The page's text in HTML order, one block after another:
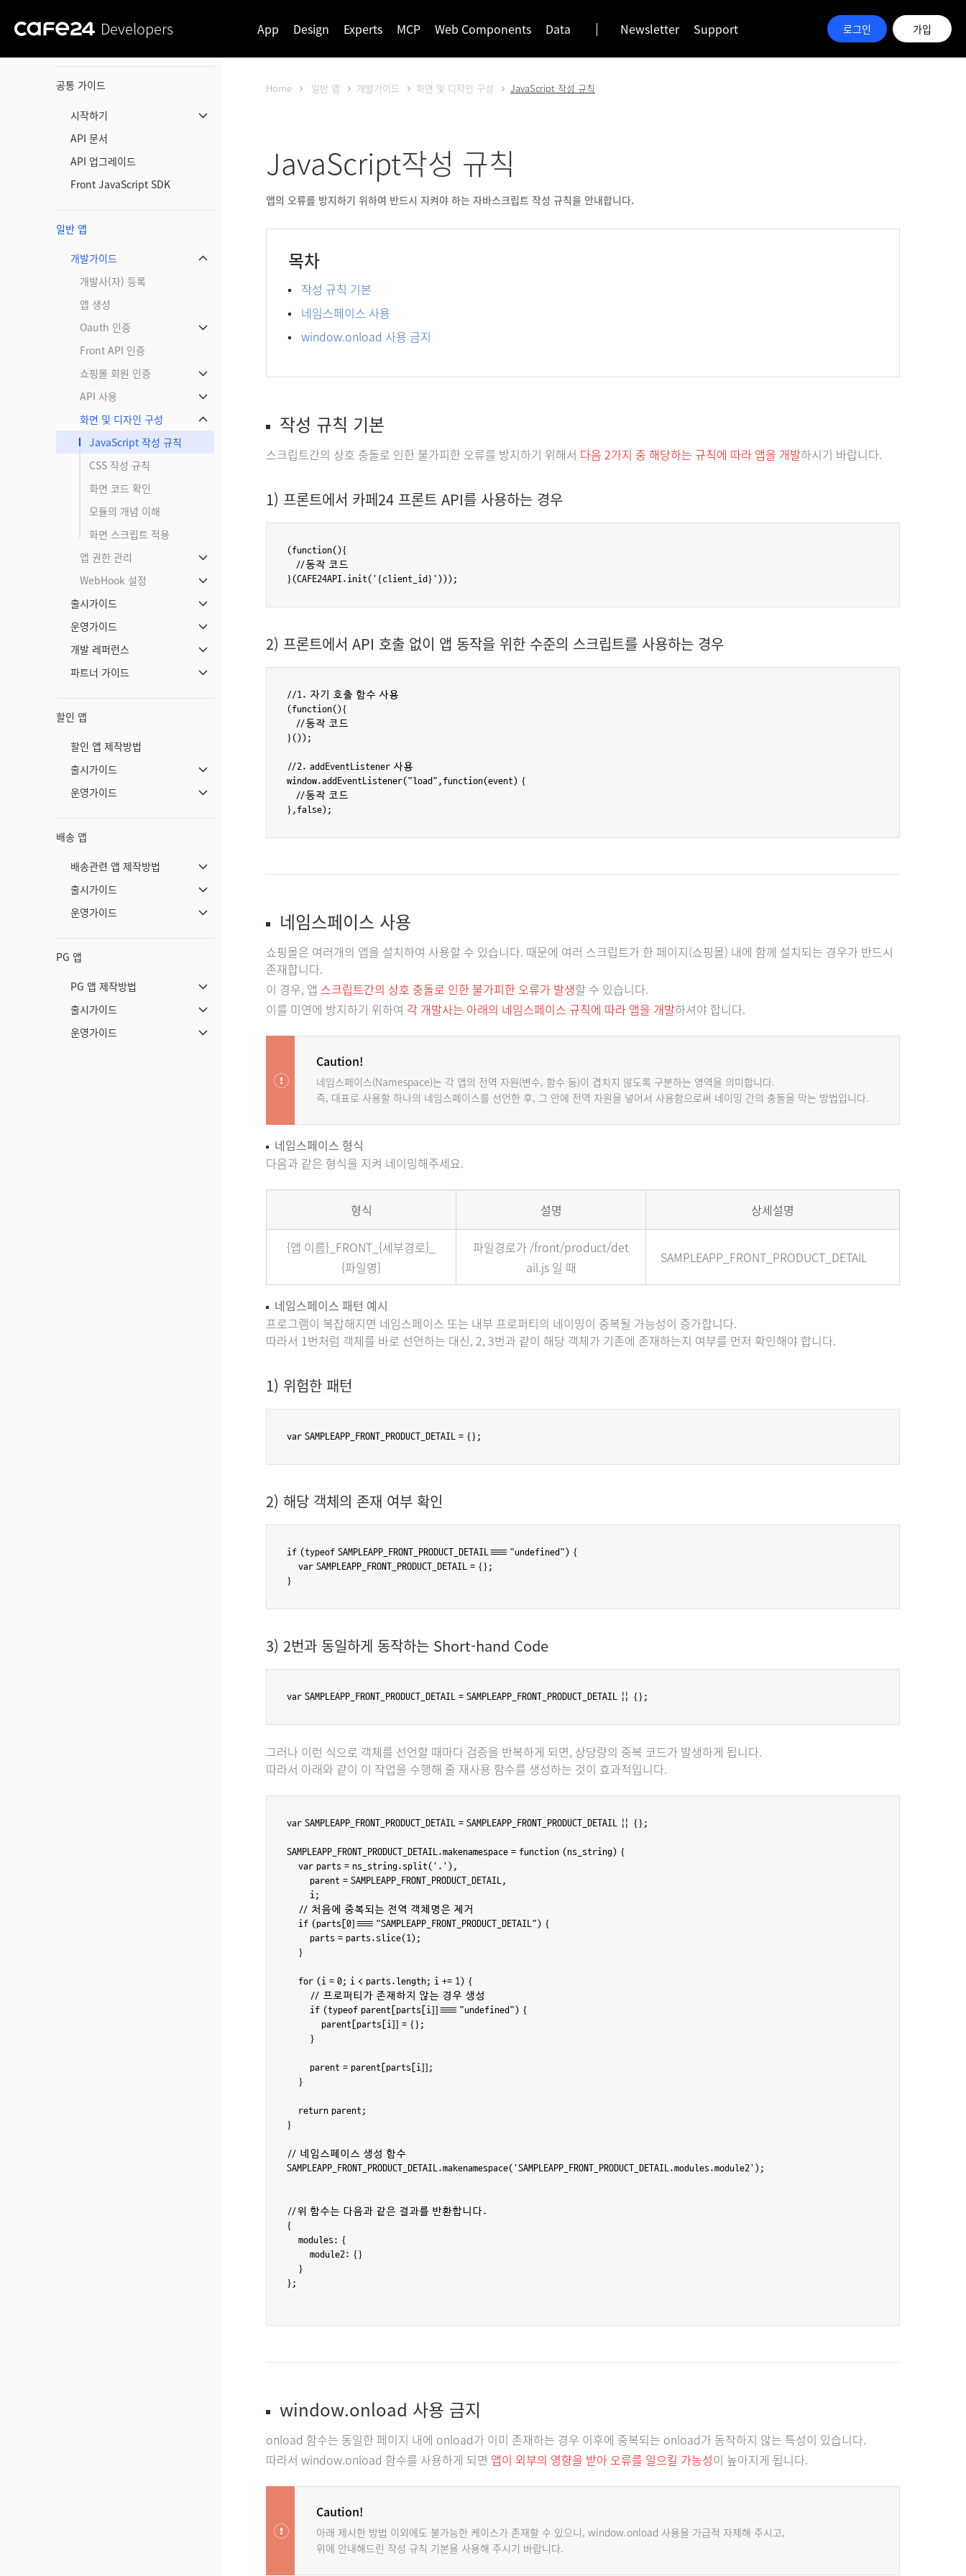
Developers App Design Experts MCP Web Components Data Newsletter Support 로그인 가입
공통 가이드
시작하기
API 문서
API 업그레이드
Front JavaScript SDK
일반 앱
개발가이드
개발사(자) 등록
앱 생성
Oauth 인증
Front API 인증
쇼핑몰 회원 인증
API 사용
화면 및 디자인 구성
JavaScript 작성 규칙
CSS 작성 규칙
화면 코드 확인
모듈의 개념 이해
화면 스크립트 적용
앱 권한 관리
WebHook 설정
출시가이드
운영가이드
개발 레퍼런스
파트너 가이드
할인 앱
할인 앱 제작방법
출시가이드
운영가이드
배송 앱
배송관련 앱 제작방법
출시가이드
운영가이드
PG 앱
PG 앱 제작방법
출시가이드
운영가이드
Home 일반 앱 개발가이드 화면 및 디자인 구성 JavaScript 작성 규칙
JavaScript작성 규칙
앱의 오류를 방지하기 위하여 반드시 지켜야 하는 자바스크립트 작성 규칙을 안내합니다.
목차
작성 규칙 기본
네임스페이스 사용
window.onload 사용 금지
작성 규칙 기본
스크립트간의 상호 충돌로 인한 불가피한 오류를 방지하기 위해서 다음 2가지 중 해당하는 규칙에 따라 앱을 개발하시기 바랍니다.
1) 프론트에서 카페24 프론트 API를 사용하는 경우
(function(){
   //동작 코드
}(CAFE24API.init('{client_id}')));
2) 프론트에서 API 호출 없이 앱 동작을 위한 수준의 스크립트를 사용하는 경우
//1. 자기 호출 함수 사용
(function(){
   //동작 코드
}());
//2. addEventListener 사용
window.addEventListener("load",function(event) {
   //동작 코드
네임스페이스 사용
쇼핑몰은 여러개의 앱을 설치하여 사용할 수 있습니다. 때문에 여러 스크립트가 한 페이지(쇼핑몰) 내에 함께 설치되는 경우가 반드시
존재합니다.
이 경우, 앱 스크립트간의 상호 충돌로 인한 불가피한 오류가 발생할 수 있습니다.
이를 미연에 방지하기 위하여 각 개발사는 아래의 네임스페이스 규칙에 따라 앱을 개발하셔야 합니다.
Caution!
네임스페이스(Namespace)는 각 앱의 전역 자원(변수, 함수 등)이 겹치지 않도록 구분하는 영역을 의미합니다.
즉, 대표로 사용할 하나의 네임스페이스를 선언한 후, 그 안에 전역 자원을 넣어서 사용함으로써 네이밍 간의 충돌을 막는 방법입니다.
네임스페이스 형식
다음과 같은 형식을 지켜 네이밍해주세요.
형식 설명 상세설명
{앱 이름}_FRONT_{세부경로}_
{파일명}
파일경로가 /front/product/det
ail.js 일 때
SAMPLEAPP_FRONT_PRODUCT_DETAIL
네임스페이스 패턴 예시
프로그램이 복잡해지면 네임스페이스 또는 내부 프로퍼티의 네이밍이 중복될 가능성이 증가합니다.
따라서 1번처럼 객체를 바로 선언하는 대신, 2, 3번과 같이 해당 객체가 기존에 존재하는지 여부를 먼저 확인해야 합니다.
1) 위험한 패턴
var SAMPLEAPP_FRONT_PRODUCT_DETAIL = {};
2) 해당 객체의 존재 여부 확인
if (typeof SAMPLEAPP_FRONT_PRODUCT_DETAIL === "undefined") {
    var SAMPLEAPP_FRONT_PRODUCT_DETAIL = {};
3) 2번과 동일하게 동작하는 Short-hand Code
그러나 이런 식으로 객체를 선언할 때마다 검증을 반복하게 되면, 상당량의 중복 코드가 발생하게 됩니다.
따라서 아래와 같이 이 작업을 수행해 줄 재사용 함수를 생성하는 것이 효과적입니다.
var SAMPLEAPP_FRONT_PRODUCT_DETAIL = SAMPLEAPP_FRONT_PRODUCT_DETAIL || {};
SAMPLEAPP_FRONT_PRODUCT_DETAIL.makenamespace = function (ns_string) {
    var parts = ns_string.split('.'),
        parent = SAMPLEAPP_FRONT_PRODUCT_DETAIL,
        i;
    // 처음에 중복되는 전역 객체명은 제거
    if (parts[0] === "SAMPLEAPP_FRONT_PRODUCT_DETAIL") {
        parts = parts.slice(1);
    }
    for (i = 0; i < parts.length; i += 1) {
        // 프로퍼티가 존재하지 않는 경우 생성
        if (typeof parent[parts[i]] === "undefined") {
            parent[parts[i]] = {};
        }
        parent = parent[parts[i]];
    }
    return parent;
}
// 네임스페이스 생성 함수
SAMPLEAPP_FRONT_PRODUCT_DETAIL.makenamespace('SAMPLEAPP_FRONT_PRODUCT_DETAIL.modules.module2');
//위 함수는 다음과 같은 결과를 반환합니다.
{
    modules: {
        module2: {}
    }
};
window.onload 사용 금지
onload 함수는 동일한 페이지 내에 onload가 이미 존재하는 경우 이후에 중복되는 onload가 동작하지 않는 특성이 있습니다.
따라서 window.onload 함수를 사용하게 되면 앱이 외부의 영향을 받아 오류를 일으킬 가능성이 높아지게 됩니다.
Caution!
아래 제시한 방법 이외에도 불가능한 케이스가 존재할 수 있으니, window.onload 사용을 가급적 자제해 주시고,
위에 안내해드린 작성 규칙 기본을 사용해 주시기 바랍니다.